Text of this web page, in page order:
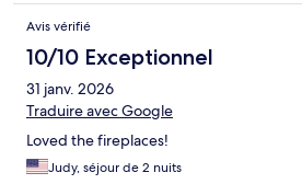
Avis vérifié
10/10 Exceptionnel
31 janv. 2026
Traduire avec Google
Loved the fireplaces!
Judy, séjour de 2 nuits